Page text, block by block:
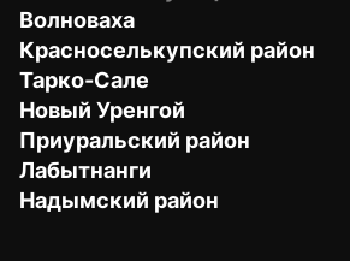
Волноваха
Красноселькупский район
Тарко-Сале
Новый Уренгой
Приуральский район
Лабытнанги
Надымский район